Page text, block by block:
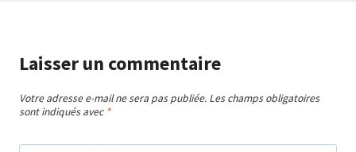
Laisser un commentaire
Votre adresse e-mail ne sera pas publiée. Les champs obligatoires
sont indiqués avec *